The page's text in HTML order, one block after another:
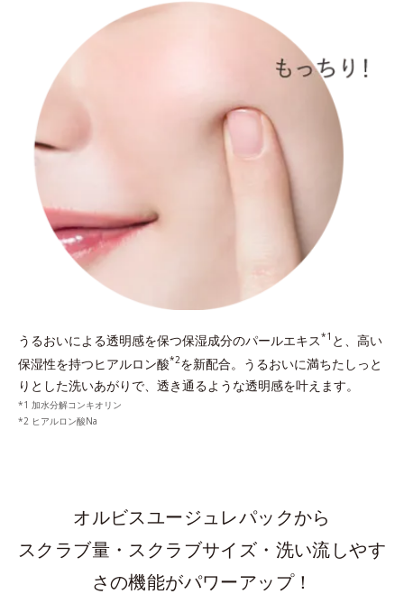
うるおいによる透明感を保つ保湿成分のパールエキス*1 と、 高い
保湿性を持つヒアルロン酸*2を新配合。
うるおいに満ちたしっと
りとした洗いあがりで、透き通るような透明感を叶えます。
加水分解コンキオリン
ヒアルロン酸Na
オルビスユージュレパックから
スクラブ量・スクラブサイズ・洗い流しやす
さの機能がパワーアップ！